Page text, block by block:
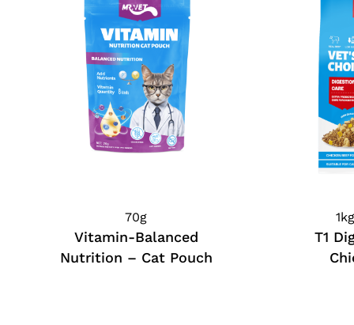
70g
Vitamin-Balanced
Nutrition – Cat Pouch
T1